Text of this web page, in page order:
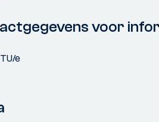
voor
e